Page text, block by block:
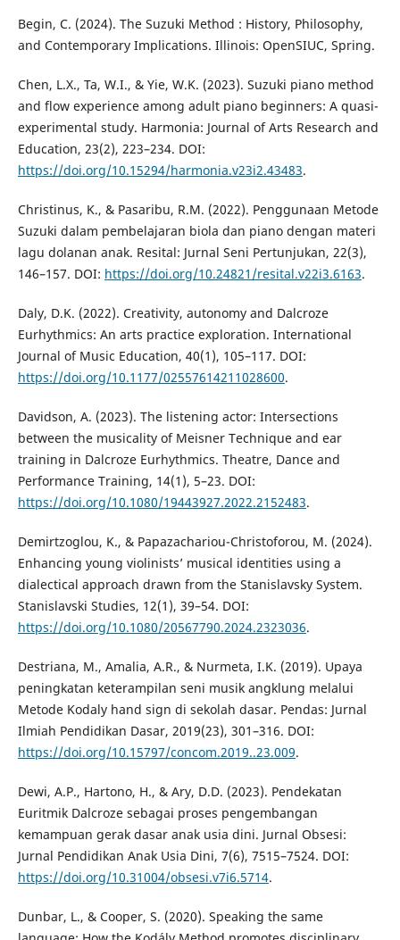
Begin, C. (2024). The Suzuki Method : History, Philosophy,
and Contemporary Implications. Illinois: OpenSIUC, Spring.
Chen, L.X., Ta, W.I., & Yie, W.K. (2023). Suzuki piano method
and flow experience among adult piano beginners: A quasi-
experimental study. Harmonia: Journal of Arts Research and
Education, 23(2), 223–234. DOI:
https://doi.org/10.15294/harmonia.v23i2.43483.
Christinus, K., & Pasaribu, R.M. (2022). Penggunaan Metode
Suzuki dalam pembelajaran biola dan piano dengan materi
lagu dolanan anak. Resital: Jurnal Seni Pertunjukan, 22(3),
146–157. DOI: https://doi.org/10.24821/resital.v22i3.6163.
Daly, D.K. (2022). Creativity, autonomy and Dalcroze
Eurhythmics: An arts practice exploration. International
Journal of Music Education, 40(1), 105–117. DOI:
https://doi.org/10.1177/02557614211028600.
Davidson, A. (2023). The listening actor: Intersections
between the musicality of Meisner Technique and ear
training in Dalcroze Eurhythmics. Theatre, Dance and
Performance Training, 14(1), 5–23. DOI:
https://doi.org/10.1080/19443927.2022.2152483.
Demirtzoglou, K., & Papazachariou-Christoforou, M. (2024).
Enhancing young violinists’ musical identities using a
dialectical approach drawn from the Stanislavsky System.
Stanislavski Studies, 12(1), 39–54. DOI:
https://doi.org/10.1080/20567790.2024.2323036.
Destriana, M., Amalia, A.R., & Nurmeta, I.K. (2019). Upaya
peningkatan keterampilan seni musik angklung melalui
Metode Kodaly hand sign di sekolah dasar. Pendas: Jurnal
Ilmiah Pendidikan Dasar, 2019(23), 301–316. DOI:
https://doi.org/10.15797/concom.2019..23.009.
Dewi, A.P., Hartono, H., & Ary, D.D. (2023). Pendekatan
Euritmik Dalcroze sebagai proses pengembangan
kemampuan gerak dasar anak usia dini. Jurnal Obsesi:
Jurnal Pendidikan Anak Usia Dini, 7(6), 7515–7524. DOI:
https://doi.org/10.31004/obsesi.v7i6.5714.
Dunbar, L., & Cooper, S. (2020). Speaking the same